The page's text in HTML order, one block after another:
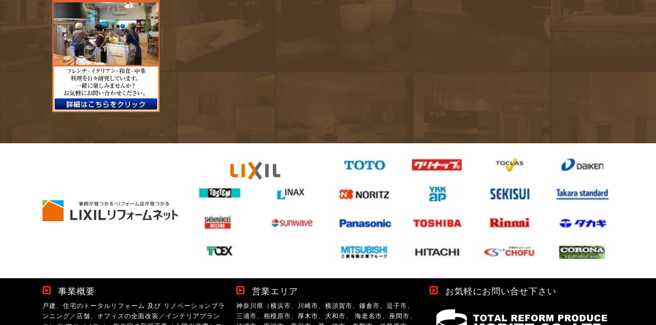
事業概要
戸建、住宅のトータルリフォーム 及び リノベーションプラ
ンニング／店舗、オフィスの全面改装／インテリアプラン
営業エリア
神奈川県（横浜市、川崎市、横須賀市、鎌倉市、逗子市、
三浦市、相模原市、厚木市、大和市、 海老名市、座間市、
お気軽にお問い合せ下さい